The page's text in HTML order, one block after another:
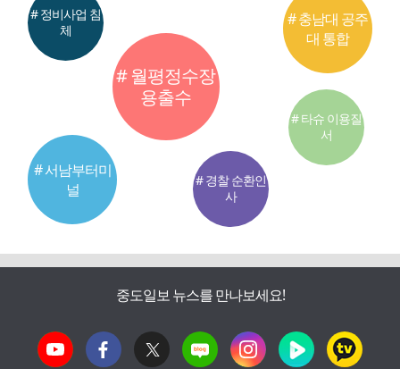
# 월평정수장
용출수
# 서남부터미
널
# 충남대 공주
대 통합
# 정비사업 침
체
# 경찰 순환인
사
# 타슈 이용질
서
중도일보 뉴스를 만나보세요!